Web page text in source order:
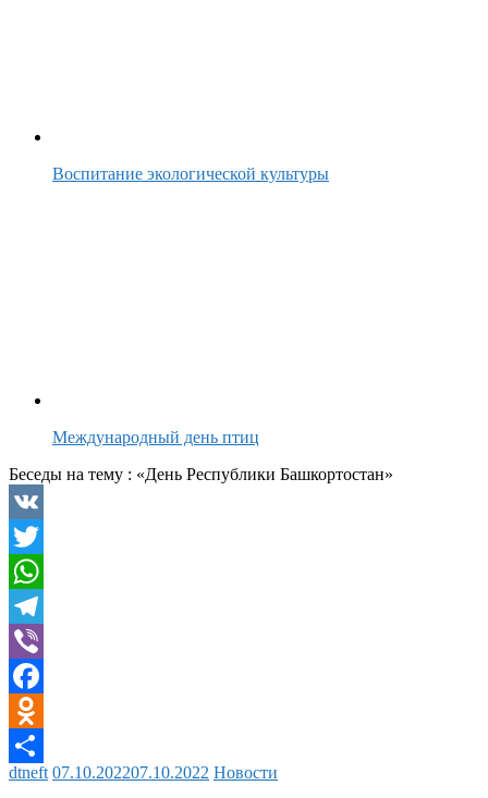
Воспитание экологической культуры
Международный день птиц
Беседы на тему : «День Республики Башкортостан»
VK
Twitter
WhatsApp
Telegram
Viber
Facebook
Odnoklassniki
Отправить
dtneft 07.10.202207.10.2022 Новости